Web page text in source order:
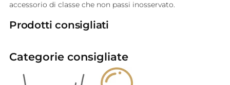
accessorio di classe che non passi inosservato.
Prodotti consigliati
Categorie consigliate